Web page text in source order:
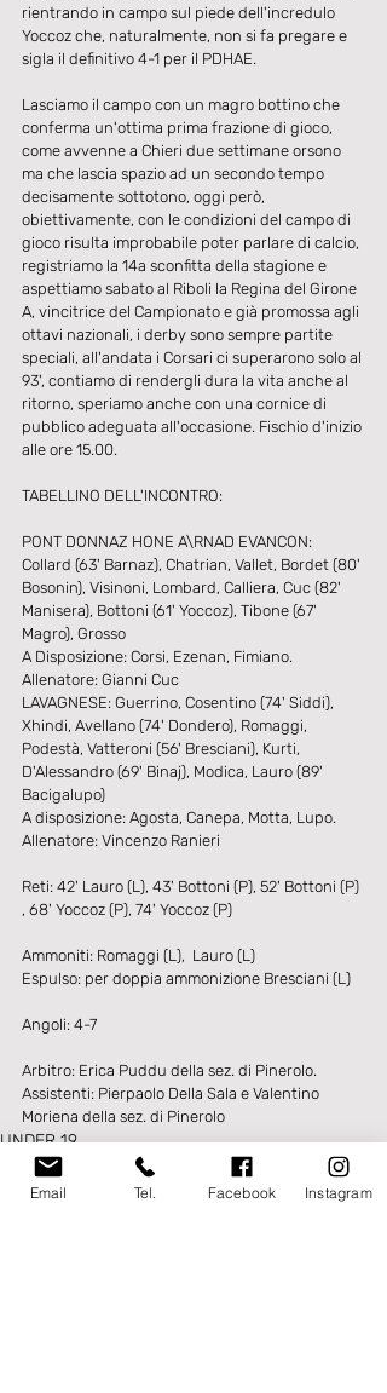
rientrando in campo sul piede dell'incredulo
Yoccoz che, naturalmente, non si fa pregare e
sigla il definitivo 4-1 per il PDHAE.
Lasciamo il campo con un magro bottino che
conferma un'ottima prima frazione di gioco,
come avvenne a Chieri due settimane orsono
ma che lascia spazio ad un secondo tempo
decisamente sottotono, oggi però,
obiettivamente, con le condizioni del campo di
gioco risulta improbabile poter parlare di calcio,
registriamo la 14a sconfitta della stagione e
aspettiamo sabato al Riboli la Regina del Girone
A, vincitrice del Campionato e già promossa agli
ottavi nazionali, i derby sono sempre partite
speciali, all'andata i Corsari ci superarono solo al
93', contiamo di rendergli dura la vita anche al
ritorno, speriamo anche con una cornice di
pubblico adeguata all'occasione. Fischio d'inizio
alle ore 15.00.
TABELLINO DELL'INCONTRO:
PONT DONNAZ HONE A\RNAD EVANCON:
Collard (63' Barnaz), Chatrian, Vallet, Bordet (80'
Bosonin), Visinoni, Lombard, Calliera, Cuc (82'
Manisera), Bottoni (61' Yoccoz), Tibone (67'
Magro), Grosso
A Disposizione: Corsi, Ezenan, Fimiano.
Allenatore: Gianni Cuc
LAVAGNESE: Guerrino, Cosentino (74' Siddi),
Xhindi, Avellano (74' Dondero), Romaggi,
Podestà, Vatteroni (56' Bresciani), Kurti,
D'Alessandro (69' Binaj), Modica, Lauro (89'
Bacigalupo)
A disposizione: Agosta, Canepa, Motta, Lupo.
Allenatore: Vincenzo Ranieri
Reti: 42' Lauro (L), 43' Bottoni (P), 52' Bottoni (P)
, 68' Yoccoz (P), 74' Yoccoz (P)
Ammoniti: Romaggi (L),  Lauro (L)
Espulso: per doppia ammonizione Bresciani (L)
Angoli: 4-7
Arbitro: Erica Puddu della sez. di Pinerolo.
Assistenti: Pierpaolo Della Sala e Valentino
Moriena della sez. di Pinerolo
UNDER 19
Email Tel. Facebook Instagram